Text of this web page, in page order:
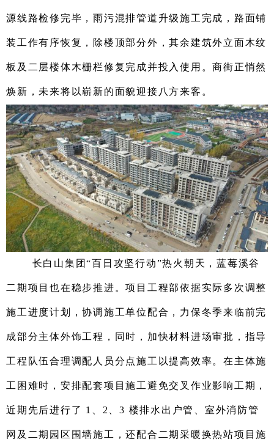
源线路检修完毕，雨污混排管道升级施工完成，路面铺
装工作有序恢复，除楼顶部分外，其余建筑外立面木纹
板及二层楼体木栅栏修复完成并投入使用。商街正悄然
焕新，未来将以崭新的面貌迎接八方来客。
长白山集团“百日攻坚行动”热火朝天，蓝莓溪谷
二期项目也在稳步推进。项目工程部依据实际多次调整
施工进度计划，协调施工单位配合，力保冬季来临前完
成部分主体外饰工程，同时，加快材料进场审批，指导
工程队伍合理调配人员分点施工以提高效率。在主体施
工困难时，安排配套项目施工避免交叉作业影响工期，
近期先后进行了 1、2、3 楼排水出户管、室外消防管
网及二期园区围墙施工，还配合二期采暖换热站项目施